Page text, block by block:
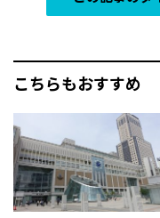
こちらもおすすめ